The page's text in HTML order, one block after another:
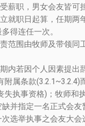
薪职，男女会友皆可
就职日起算，任期两
得连任一次。
范围由牧师及带领同
内若因个人因素提出
附属条款(3.2.1~3.2.4)
失执事资格)；牧师和
并指定一名正式会友
选举执事之会友大会